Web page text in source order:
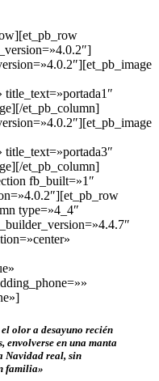
title_text=»portada1″
et_pb_column]
title_text=»portada3″
et_pb_column]
fb_built=»1″
type=»4_4″
olor a desayuno recién
envolverse en una manta
Navidad real, sin
familia»